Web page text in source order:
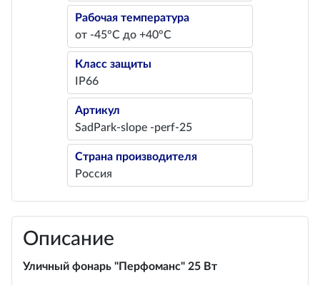
Рабочая температура
от -45°С до +40°С
Класс защиты
IP66
Артикул
SadPark-slope -perf-25
Страна производителя
Россия
Описание
Уличный фонарь "Перфоманс" 25 Вт